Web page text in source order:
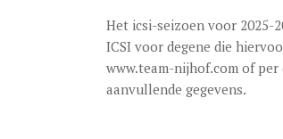
Het icsi-seizoen voor 2025-
ICSI voor degene die
www.team-nijhof.com of
aanvullende gegevens.